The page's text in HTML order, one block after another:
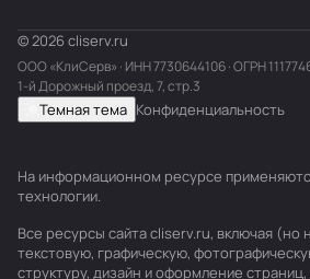
© 2026 cliserv.ru
ООО «КлиСерв» · ИНН7730644106· ОГРН
1-й Дорожный проезд, 7, стр.3
Темная тема Конфиденциальность
На информационном ресурсе
технологии.
Все ресурсы сайта cliserv.ru, включая (но
текстовую, графическую,
структуру, дизайн и оформление